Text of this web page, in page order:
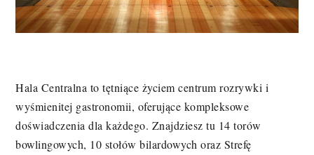
Hala Centralna to tętniące życiem centrum rozrywki i
wyśmienitej gastronomii, oferujące kompleksowe
doświadczenia dla każdego. Znajdziesz tu 14 torów
bowlingowych, 10 stołów bilardowych oraz Strefę